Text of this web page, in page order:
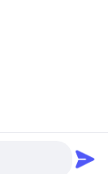
riservati